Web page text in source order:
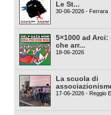
Le St...
30-06-2026 - Ferrara
5×1000 ad
che arr...
18-06-2026
La scuola di
17-06-2026 - Reggio